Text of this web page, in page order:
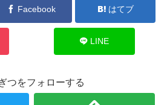
Facebook はてブ
LINE
つをフォローする